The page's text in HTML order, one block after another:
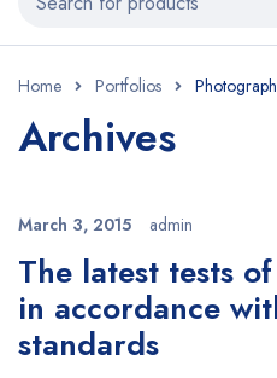
Home Portfolios
Archives
March 3, 2015 admin
The latest tests
in accordance
standards